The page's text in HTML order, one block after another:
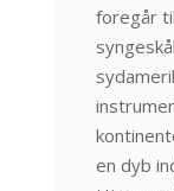
foregår
en dyb